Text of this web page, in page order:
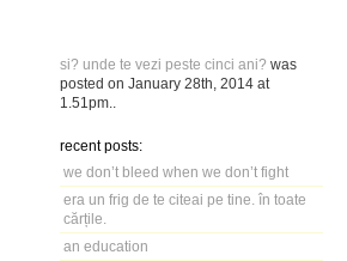
si? unde te vezi peste cinci ani? was
posted on January 28th, 2014 at
1.51pm
recent posts:
we don’t bleed when we don’t fight
era un frig de te citeai pe tine. în toate
cărțile.
an education